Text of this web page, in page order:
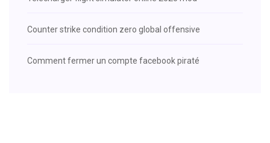
Counter strike condition zero global offensive
Comment fermer un compte facebook piraté